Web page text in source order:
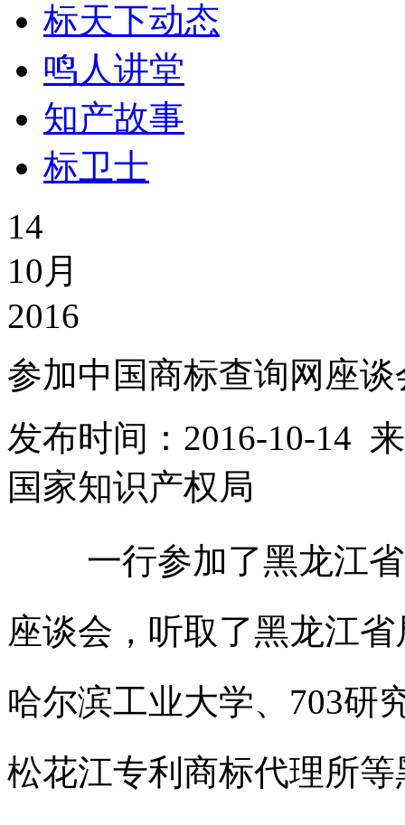
标天下动态
鸣人讲堂
知产故事
标卫士
14
10月
2016
参加中国商标查询网座谈
发布时间：2016-10-14
国家知识产权局
一行参加了黑龙江省
座谈会，听取了黑龙江
哈尔滨工业大学、703研
松花江专利商标代理所